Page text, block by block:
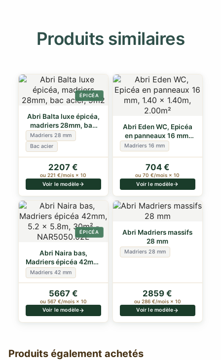
Produits similaires
ÉPICÉA
Abri Balta luxe épicéa,
madriers 28mm, bac
acier, 9m2
Madriers 28 mm
Bac acier
2207 €
ou 221 €/mois × 10
Voir le modèle
Abri Eden WC, Epicéa
en panneaux 16 mm,
1.40 x 1.40m…
Madriers 16 mm
704 €
ou 70 €/mois × 10
Voir le modèle
ÉPICÉA
Abri Naira bas,
Madriers épicéa 42mm,
5.2 x 5.8m, 30m²
Madriers 42 mm
5667 €
ou 567 €/mois × 10
Voir le modèle
Abri Madriers massifs
28 mm
Madriers 28 mm
2859 €
ou 286 €/mois × 10
Voir le modèle
Produits également achetés